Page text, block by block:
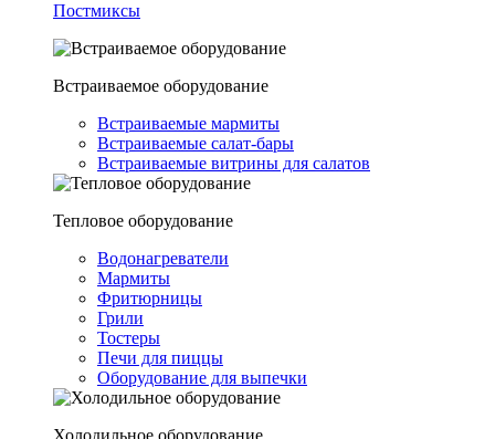
Постмиксы
Встраиваемое оборудование
Встраиваемые мармиты
Встраиваемые салат-бары
Встраиваемые витрины для салатов
Тепловое оборудование
Водонагреватели
Мармиты
Фритюрницы
Грили
Тостеры
Печи для пиццы
Оборудование для выпечки
Холодильное оборудование